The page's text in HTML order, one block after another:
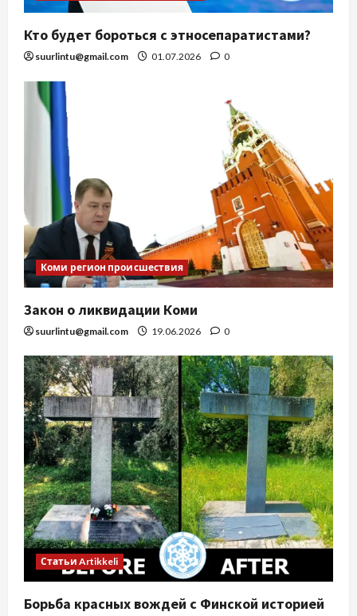
Кто будет бороться с этносепаратистами?
suurlintu@gmail.com 01.07.2026 0
Коми регион происшествия
Закон о ликвидации Коми
suurlintu@gmail.com 19.06.2026 0
Статьи Artikkeli
Борьба красных вождей с Финской историей